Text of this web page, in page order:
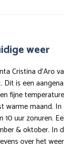
weer
Cristina d’Aro
Dit is een
fijne
warme maand.
10 uur zonuren.
& oktober. In
over het